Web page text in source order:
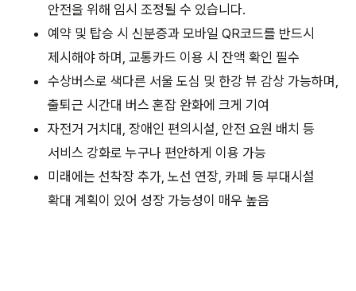
안전을 위해 임시 조정될 수 있습니다.
예약 및 탑승 시 신분증과 모바일 QR코드를 반드시
제시해야 하며, 교통카드 이용 시 잔액 확인 필수
수상버스로 색다른 서울 도심 및 한강 뷰 감상 가능하며,
출퇴근 시간대 버스 혼잡 완화에 크게 기여
자전거 거치대, 장애인 편의시설, 안전 요원 배치 등
서비스 강화로 누구나 편안하게 이용 가능
미래에는 선착장 추가, 노선 연장, 카페 등 부대시설
확대 계획이 있어 성장 가능성이 매우 높음